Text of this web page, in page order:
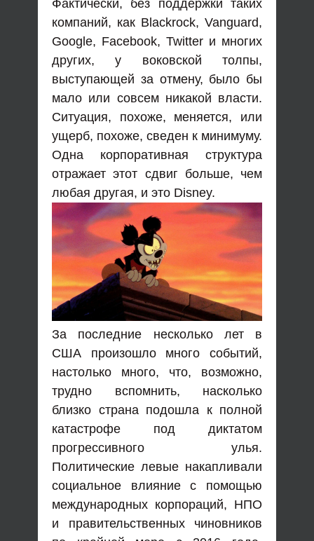
Фактически, без поддержки таких
компаний, как Blackrock, Vanguard,
Google, Facebook, Twitter и многих
других, у воковской толпы,
выступающей за отмену, было бы
мало или совсем никакой власти.
Ситуация, похоже, меняется, или
ущерб, похоже, сведен к минимуму.
Одна корпоративная структура
отражает этот сдвиг больше, чем
любая другая, и это Disney.
За последние несколько лет в
США произошло много событий,
настолько много, что, возможно,
трудно вспомнить, насколько
близко страна подошла к полной
катастрофе под диктатом
прогрессивного улья.
Политические левые накапливали
социальное влияние с помощью
международных корпораций, НПО
и правительственных чиновников